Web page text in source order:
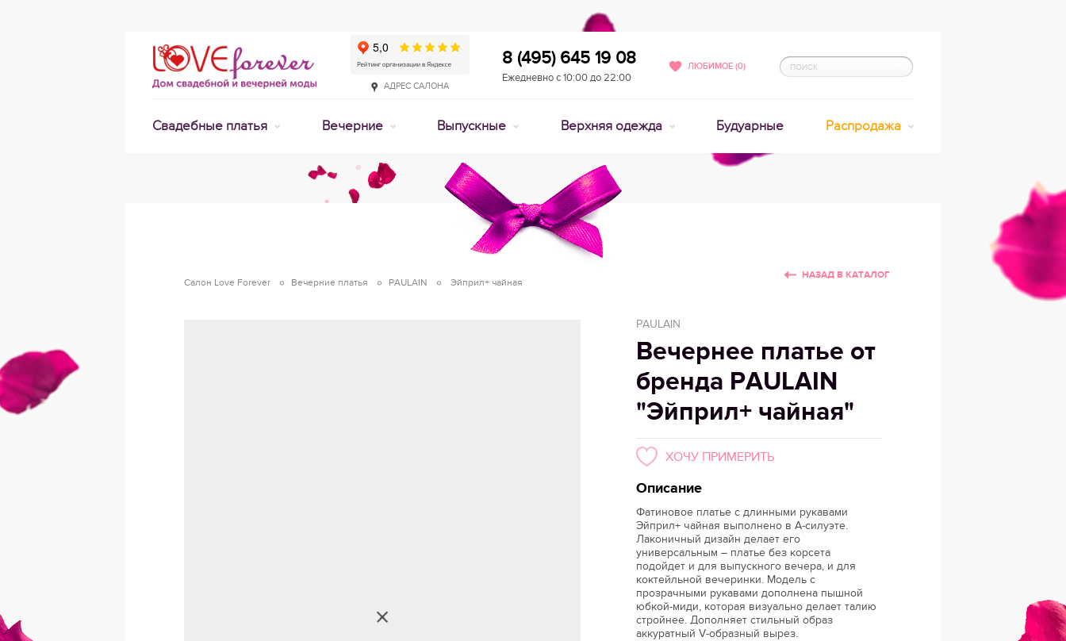
АДРЕС САЛОНА
8 (495) 645 19 08
Ежедневно с 10:00 до 22:00
ЛЮБИМОЕ (0)
Свадебные платья Вечерние Выпускные Верхняя одежда Будуарные Распродажа
НАЗАД В КАТАЛОГ
Салон Love Forever Вечерние платья PAULAIN Эйприл+ чайная
PAULAIN
Вечернее платье от
бренда PAULAIN
"Эйприл+ чайная"
ХОЧУ ПРИМЕРИТЬ
Описание
Фатиновое платье с длинными рукавами
Эйприл+ чайная выполнено в А-силуэте.
Лаконичный дизайн делает его
универсальным – платье без корсета
подойдет и для выпускного вечера, и для
коктейльной вечеринки. Модель с
прозрачными рукавами дополнена пышной
юбкой-миди, которая визуально делает талию
стройнее. Дополняет стильный образ
аккуратный V-образный вырез.